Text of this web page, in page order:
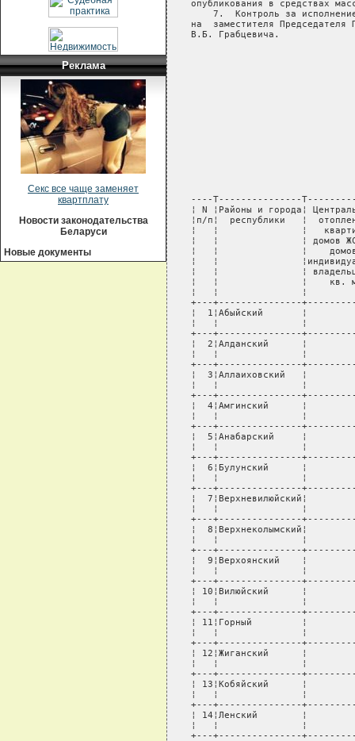
Реклама
Секс все чаще заменяет
квартплату
Новости законодательства
Беларуси
Новые документы